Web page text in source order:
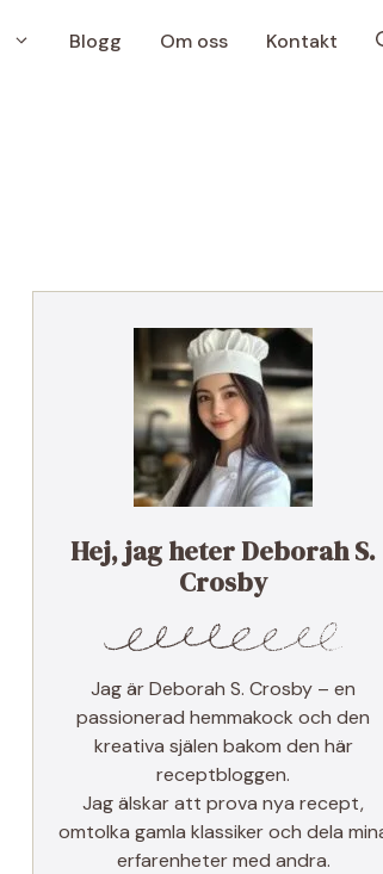
Blogg Om oss Kontakt
Hej, jag heter Deborah S.
Crosby
Jag är Deborah S. Crosby – en
passionerad hemmakock och den
kreativa själen bakom den här
receptbloggen.
Jag älskar att prova nya recept,
omtolka gamla klassiker och dela
erfarenheter med andra.